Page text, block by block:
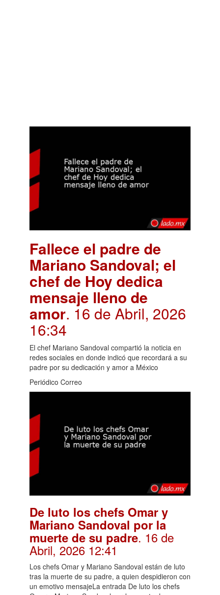
Fallece el padre de
Mariano Sandoval; el
chef de Hoy dedica
mensaje lleno de
amor. 16 de Abril, 2026
16:34
El chef Mariano Sandoval compartió la noticia en
redes sociales en donde indicó que recordará a su
padre por su dedicación y amor a México
Periódico Correo
De luto los chefs Omar y
Mariano Sandoval por la
muerte de su padre. 16 de
Abril, 2026 12:41
Los chefs Omar y Mariano Sandoval están de luto
tras la muerte de su padre, a quien despidieron con
un emotivo mensajeLa entrada De luto los chefs